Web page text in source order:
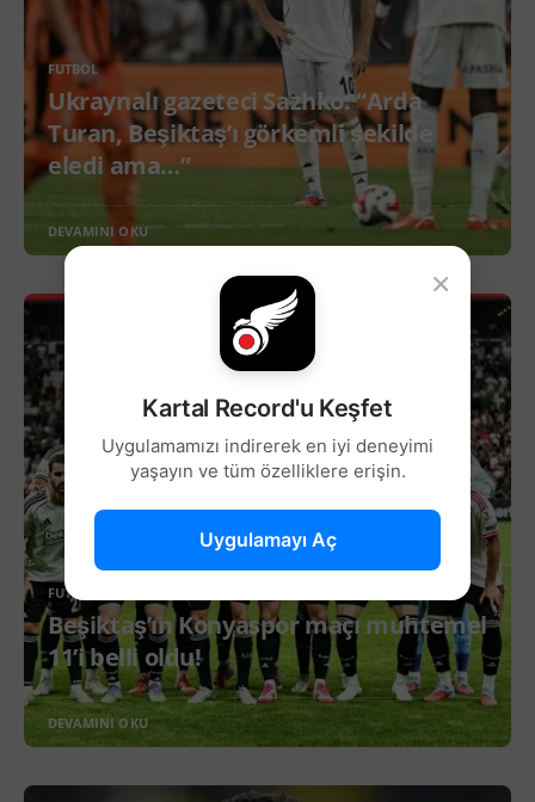
FUTBOL
Ukraynalı gazeteci Sazhko: “Arda
Turan, Beşiktaş’ı görkemli şekilde
eledi ama…”
DEVAMINI OKU
FUTBOL
Beşiktaş’ın Konyaspor maçı muhtemel
11’i belli oldu!
DEVAMINI OKU
×
Kartal Record'u Keşfet
Uygulamamızı indirerek en iyi deneyimi
yaşayın ve tüm özelliklere erişin.
Uygulamayı Aç